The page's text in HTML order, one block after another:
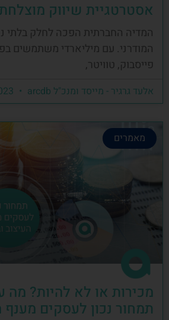
אסטרטגיית שיווק
המדיה החברתית הפכה לחלק בלתי
המודרני. עם מיליארדי משתמשים
פייסבוק, טוויטר,
אלעד גרגיר - מייסד ומנכ"ל arcdb
מאמרים
מכירות או לא להיות? מה
תמחור נכון לעסקים מענף